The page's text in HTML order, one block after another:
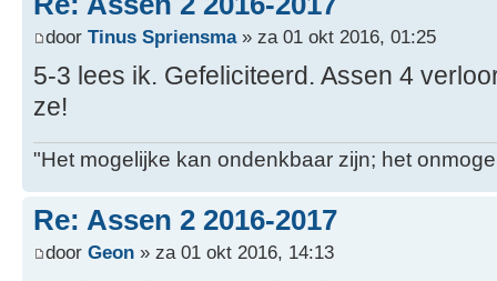
door Tinus Spriensma» za 01 okt 2016, 01:25
5-3 lees ik. Gefeliciteerd. Assen 4
ze!
"Het mogelijke kan ondenkbaar zijn; het
Re: Assen 2 2016-2017
door Geon » za 01 okt 2016, 14:13